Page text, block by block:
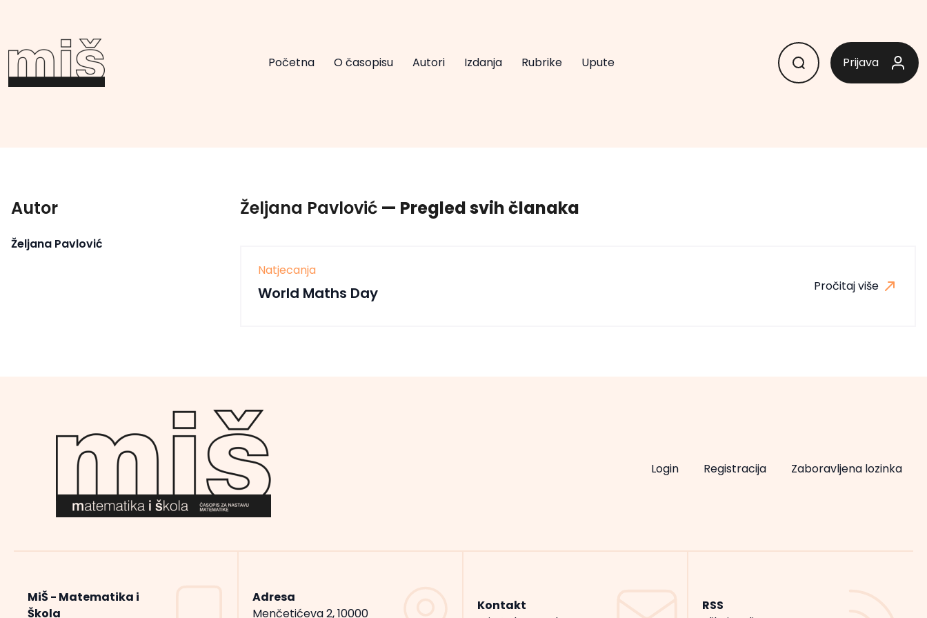
Početna O časopisu Autori Izdanja Rubrike Upute Prijava
Autor
Željana Pavlović
Željana Pavlović— Pregled svih članaka
Natjecanja
World Maths Day Pročitaj više
Login Registracija Zaboravljena lozinka
MiŠ - Matematika i
Škola
Adresa
Menčetićeva 2, 10000
Kontakt
RSS